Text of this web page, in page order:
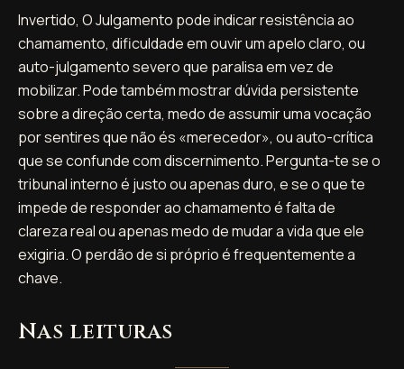
Invertido, O Julgamento pode indicar resistência ao
chamamento, dificuldade em ouvir um apelo claro, ou
auto-julgamento severo que paralisa em vez de
mobilizar. Pode também mostrar dúvida persistente
sobre a direção certa, medo de assumir uma vocação
por sentires que não és «merecedor», ou auto-crítica
que se confunde com discernimento. Pergunta-te se o
tribunal interno é justo ou apenas duro, e se o que te
impede de responder ao chamamento é falta de
clareza real ou apenas medo de mudar a vida que ele
exigiria. O perdão de si próprio é frequentemente a
chave.
Nas leituras